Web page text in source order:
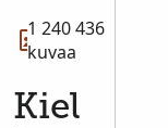
1 240 436
kuvaa
Kiel